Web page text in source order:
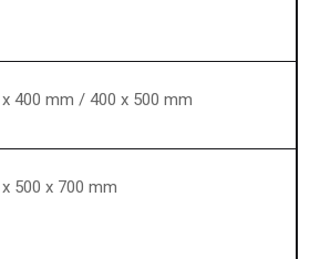
400 mm / 400 x 500 mm
500 x 700 mm